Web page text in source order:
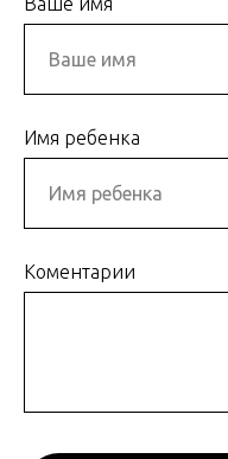
Имя ребенка
Коментарии